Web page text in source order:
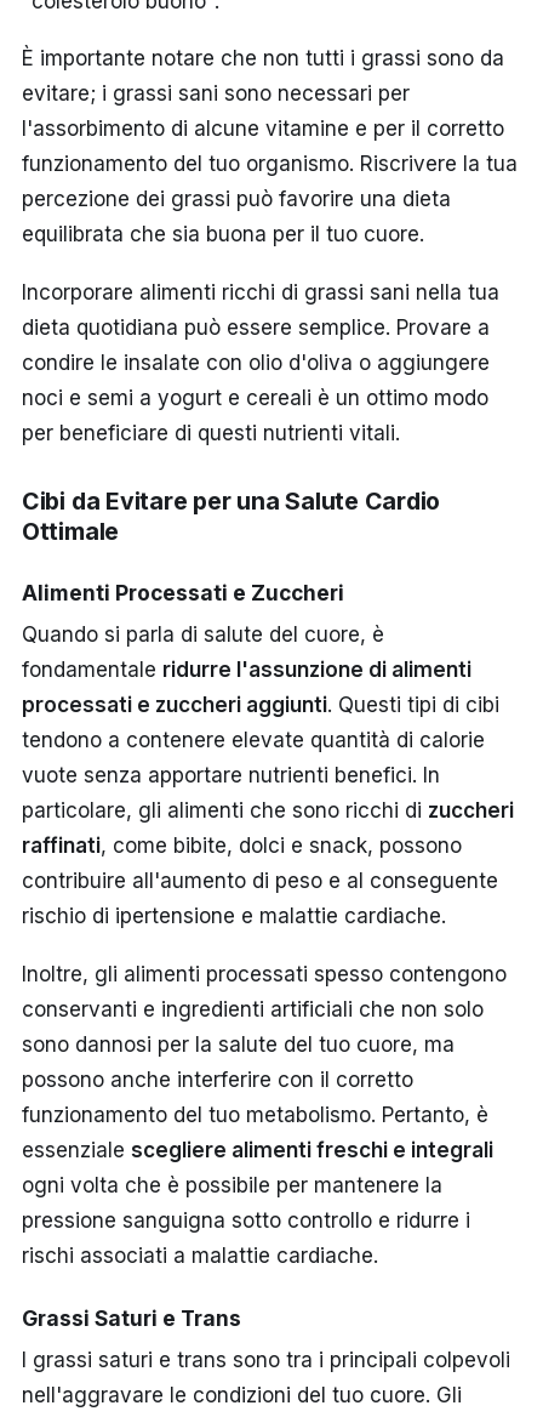
È importante notare che non tutti i grassi sono da
evitare; i grassi sani sono necessari per
l'assorbimento di alcune vitamine e per il corretto
funzionamento del tuo organismo. Riscrivere la tua
percezione dei grassi può favorire una dieta
equilibrata che sia buona per il tuo cuore.
Incorporare alimenti ricchi di grassi sani nella tua
dieta quotidiana può essere semplice. Provare a
condire le insalate con olio d'oliva o aggiungere
noci e semi a yogurt e cereali è un ottimo modo
per beneficiare di questi nutrienti vitali.
Cibi da Evitare per una Salute Cardio
Ottimale
Alimenti Processati e Zuccheri
Quando si parla di salute del cuore, è
fondamentale ridurre l'assunzione di alimenti
processati e zuccheri aggiunti. Questi tipi di cibi
tendono a contenere elevate quantità di calorie
vuote senza apportare nutrienti benefici. In
particolare, gli alimenti che sono ricchi di zuccheri
raffinati, come bibite, dolci e snack, possono
contribuire all'aumento di peso e al conseguente
rischio di ipertensione e malattie cardiache.
Inoltre, gli alimenti processati spesso contengono
conservanti e ingredienti artificiali che non solo
sono dannosi per la salute del tuo cuore, ma
possono anche interferire con il corretto
funzionamento del tuo metabolismo. Pertanto, è
essenziale scegliere alimenti freschi e integrali
ogni volta che è possibile per mantenere la
pressione sanguigna sotto controllo e ridurre i
rischi associati a malattie cardiache.
Grassi Saturi e Trans
I grassi saturi e trans sono tra i principali colpevoli
nell'aggravare le condizioni del tuo cuore. Gli